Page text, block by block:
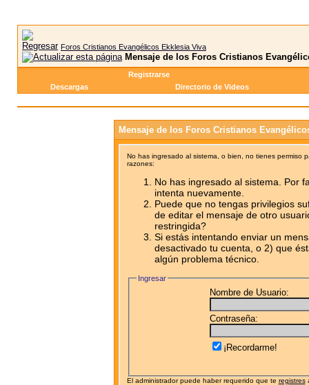
Foros Cristianos Evangélicos Ekklesia Viva
Mensaje de los Foros Cristianos
Registrarse
Descargas
Directorio de Videos
Mensaje de los Foros Cristianos
No has ingresado al sistema, o bien, no tienes permiso
razones:
No has ingresado al sistema. Por
intenta nuevamente.
Puede que no tengas privilegios
de editar el mensaje de otro
restringida?
Si estás intentando enviar un
desactivado tu cuenta, o 2) que
algún problema técnico.
Ingresar
Nombre de Usuario:
Contraseña:
¡Recordarme!
El administrador puede haber requerido que te registres